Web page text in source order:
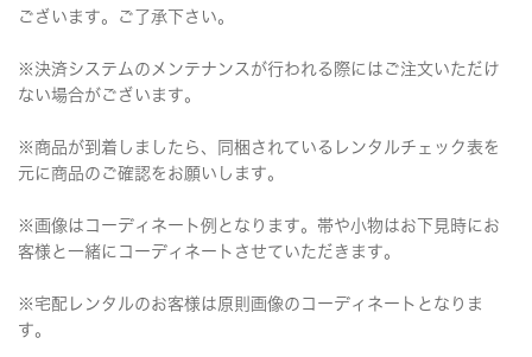
ございます。ご了承下さい。
※決済システムのメンテナンスが行われる際にはご注文いただけ
ない場合がございます。
※商品が到着しましたら、同梱されているレンタルチェック表を
元に商品のご確認をお願いします。
※画像はコーディネート例となります。帯や小物はお下見時にお
客様と一緒にコーディネートさせていただきます。
※宅配レンタルのお客様は原則画像のコーディネートとなりま
す。